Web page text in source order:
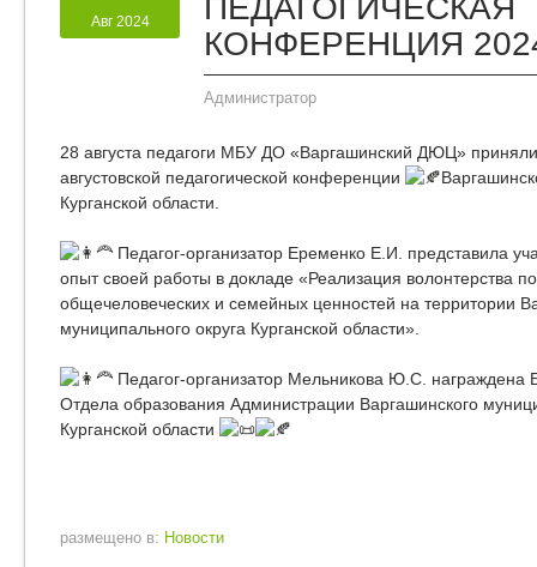
Авг 2024
ПЕДАГОГИЧЕСКАЯ
КОНФЕРЕНЦИЯ
Администратор
28 августа педагоги МБУ ДО «Варгашинский ДЮЦ»
августовской педагогической конференции
Курганской области.
Педагог-организатор Еременко Е.И. представила
опыт своей работы в докладе «Реализация волонтерства
общечеловеческих и семейных ценностей на территории
муниципального округа Курганской области».
Педагог-организатор Мельникова Ю.С. награждена
Отдела образования Администрации Варгашинского
Курганской области
размещено в: Новости